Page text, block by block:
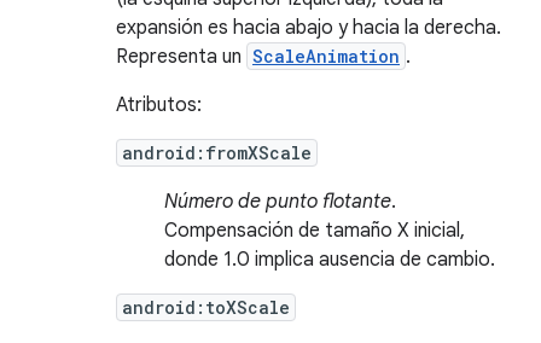
expansión es hacia abajo y hacia la derecha.
Representa un ScaleAnimation .
Atributos:
android:fromXScale
Número de punto flotante.
Compensación de tamaño X inicial,
donde 1.0 implica ausencia de cambio.
android:toXScale